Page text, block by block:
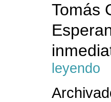
Tomás
leyendo